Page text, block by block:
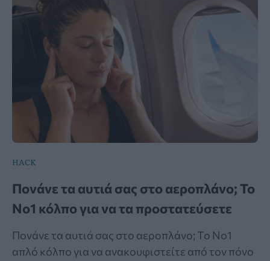
HACK
Πονάνε τα αυτιά σας στο αεροπλάνο; Το
Νο1 κόλπο για να τα προστατεύσετε
Πονάνε τα αυτιά σας στο αεροπλάνο; Το Νο1
απλό κόλπο για να ανακουφιστείτε από τον πόνο